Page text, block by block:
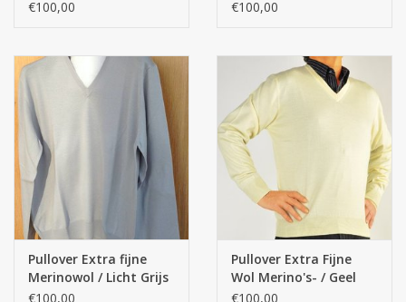
ROEI
€100,00
ANTRACIET
€100,00
Pullover Extra fijne
Merinowol / Licht Grijs
€100,00
Pullover Extra Fijne
Wol Merino's- / Geel
€100,00